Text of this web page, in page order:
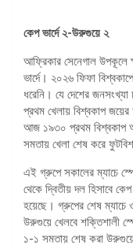
কেপ ভার্দে ২-উরুগুয়ে ২
আফ্রিকার সেনেগাল উপকূলে
ভার্দে। ২০২৬ ফিফা
ধরেনি। যে দেশের জনসংখ্যা
প্রথম খেলায় বিশ্বকাপ
আজ ১৯৩০ প্রথম বিশ্বকাপ
সমতায় খেলা শেষ করে
এই গ্রুপে সকালের ম্যাচে
থেকে দ্বিতীয় দল হিসাবে কেপ
হয়েছে। গ্রুপের শেষ ম্যাচে
উরুগুয়ে খেলবে শক্তিশালী
১-১ সমতায় শেষ করা